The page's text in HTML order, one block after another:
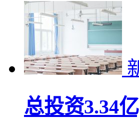
总投资3.34